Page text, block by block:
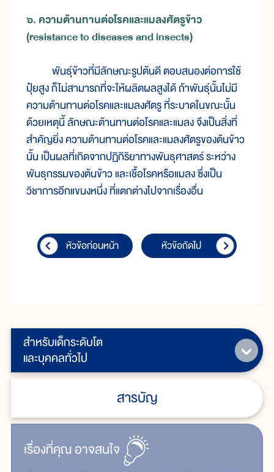
สำหรับเด็กระดับโต
และบุคคลทั่วไป
สารบัญ
เรื่ิองที่คุณอาจสนใจ
๖. ความต้านทานต่อโรคและแมลงศัตรูข้าว
(resistance to diseases and insects)
พันธุ์ข้าวที่มีลักษณะรูปต้นดี ตอบสนองต่อการใช้
ปุ๋ยสูง ก็ไม่สามารถที่จะให้ผลิตผลสูงได้ ถ้าพันธุ์นั้นไม่มี
ความต้านทานต่อโรคและแมลงศัตรู ที่ระบาดในขณะนั้น
ด้วยเหตุนี้ ลักษณะต้านทานต่อโรคและแมลง จึงเป็นสิ่งที่
สำคัญยิ่ง ความต้านทานต่อโรคและแมลงศัตรูของต้นข้าว
นั้น เป็นผลที่เกิดจากปฏิกิริยาทางพันธุศาสตร์ ระหว่าง
พันธุกรรมของต้นข้าว และเชื้อโรคหรือแมลง ซึ่งเป็น
วิชาการอีกแขนงหนึ่ง ที่แตกต่างไปจากเรื่องอื่น
หัวข้อก่อนหน้า หัวข้อถัดไป